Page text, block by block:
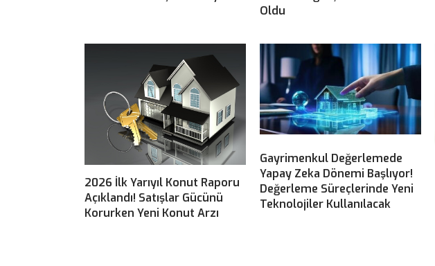
Oldu
2026 İlk Yarıyıl Konut Raporu
Açıklandı! Satışlar Gücünü
Korurken Yeni Konut Arzı
Gayrimenkul Değerlemede
Yapay Zeka Dönemi Başlıyor!
Değerleme Süreçlerinde Yeni
Teknolojiler Kullanılacak